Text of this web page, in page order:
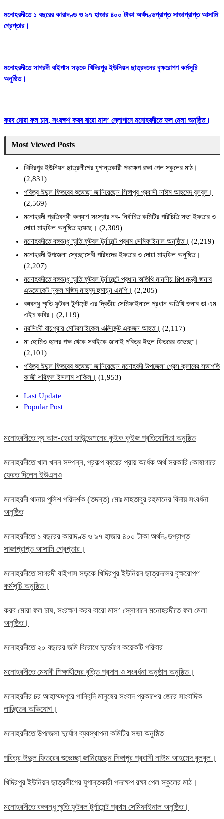
মনোহরদীতে ১ বছরের কারাদণ্ড ও ৯৭ হাজার ৪০০ টাকা অর্থদণ্ডপ্রাপ্ত সাজাপ্রাপ্ত আসামি
গ্রেপ্তার।
মনোহরদীতে সাগরদী বাইপাস সড়কে খিদিরপুর ইউনিয়ন ছাত্রদলের বৃক্ষরোপণ কর্মসূচি
অনুষ্ঠিত।
করব মোরা ফল চাষ, সংরক্ষণ করব বারো মাস’ স্লোগানে মনোহরদীতে ফল মেলা অনুষ্ঠিত।
Most Viewed Posts
খিদিরপুর ইউনিয়ন ছাত্রলীগের যুগান্তকারী পদক্ষেপ রক্ষা পেল স্কুলের মাঠ।
(2,831)
পবিত্র ঈদুল ফিতরের শুভেচ্ছা জানিয়েছেন সিঙ্গাপুর প্রবাসী নাঈম আহমেদ বুলবুল।
(2,569)
মনোহরদী প্রতিবন্ধী কল্যাণ সংস্থার নব- নির্বাচিত কমিটির পরিচিতি সভা ইফতার ও
দোয়া মাহফিল অনুষ্ঠিত হয়েছে। (2,309)
মনোহরদীতে বঙ্গবন্ধু স্মৃতি ফুটবল টুর্নামেন্ট প্রথম সেমিফাইনাল অনুষ্ঠিত। (2,219)
মনোহরদী উপজেলা স্বেচ্ছাসেবী পরিষদের ইফতার ও দোয়া মাহফিল অনুষ্ঠিত।
(2,207)
মনোহরদীতে বঙ্গবন্ধু স্মৃতি ফুটবল টুর্নামেন্টে প্রধান অতিথি মাননীয় শিল্প মন্ত্রী জনাব
এডভোকেট নুরুল মজিদ মাহমুদ হুমায়ূন এমপি। (2,205)
বঙ্গবন্ধু স্মৃতি ফুটবল টুর্নামেন্ট এর দ্বিতীয় সেমিফাইনালে প্রধান অতিথি জনাব ডা এম
এইচ কবির। (2,119)
নরসিংদী রায়পুরায় মোটরসাইকেল এক্সিডেন্ট একজন আহত। (2,117)
মা হোমিও হলের পক্ষ থেকে সবাইকে জানাই পবিত্র ঈদুল ফিতরের শুভেচ্ছা।
(2,101)
পবিত্র ঈদুল ফিতরের শুভেচ্ছা জানিয়েছেন মনোহরদী উপজেলা প্রেস ক্লাবের সভাপতি
কাজী শরিফুল ইসলাম শাকিল। (1,953)
Last Update
Popular Post
মনোহরদীতে দ্য আল-হেরা ফাউন্ডেশনের কুইক কুইজ প্রতিযোগিতা অনুষ্ঠিত
মনোহরদীতে খাল খনন সম্পন্ন, প্রকল্প ব্যয়ের প্রায় অর্ধেক অর্থ সরকারি কোষাগারে
ফেরত দিলেন ইউএনও
মনোহরদী থানায় পুলিশ পরিদর্শক (তদন্ত) মোঃ মাহতাবুর রহমানের বিদায় সংবর্ধনা
অনুষ্ঠিত
মনোহরদীতে ১ বছরের কারাদণ্ড ও ৯৭ হাজার ৪০০ টাকা অর্থদণ্ডপ্রাপ্ত
সাজাপ্রাপ্ত আসামি গ্রেপ্তার।
মনোহরদীতে সাগরদী বাইপাস সড়কে খিদিরপুর ইউনিয়ন ছাত্রদলের বৃক্ষরোপণ
কর্মসূচি অনুষ্ঠিত।
করব মোরা ফল চাষ, সংরক্ষণ করব বারো মাস’ স্লোগানে মনোহরদীতে ফল মেলা
অনুষ্ঠিত।
মনোহরদীতে ২০ বছরের জমি বিরোধে দুর্ভোগে কয়েকটি পরিবার
মনোহরদীতে মেধাবী শিক্ষার্থীদের বৃত্তি প্রদান ও সংবর্ধনা অনুষ্ঠান অনুষ্ঠিত।
মনোহরদীর চর আহাম্মদপুরে পানিবন্দি মানুষের সংবাদ প্রকাশের জেরে সাংবাদিক
লাঞ্ছিতের অভিযোগ।
মনোহরদীতে উপজেলা দুর্যোগ ব্যবস্থাপনা কমিটির সভা অনুষ্ঠিত
পবিত্র ঈদুল ফিতরের শুভেচ্ছা জানিয়েছেন সিঙ্গাপুর প্রবাসী নাঈম আহমেদ বুলবুল।
খিদিরপুর ইউনিয়ন ছাত্রলীগের যুগান্তকারী পদক্ষেপ রক্ষা পেল স্কুলের মাঠ।
মনোহরদীতে বঙ্গবন্ধু স্মৃতি ফুটবল টুর্নামেন্ট প্রথম সেমিফাইনাল অনুষ্ঠিত।